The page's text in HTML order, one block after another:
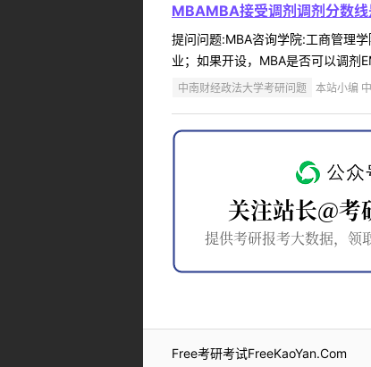
MBAMBA接受调剂调剂分数
提问问题:MBA咨询学院:工商管理
业；如果开设，MBA是否可以调剂
中南财经政法大学考研问题 本站小编
Free考研考试FreeKaoYan.Com